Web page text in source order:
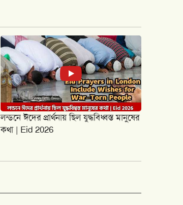
লন্ডনে ঈদের প্রার্থনায় ছিল যুদ্ধবিধ্বস্ত মানুষের
কথা | Eid 2026